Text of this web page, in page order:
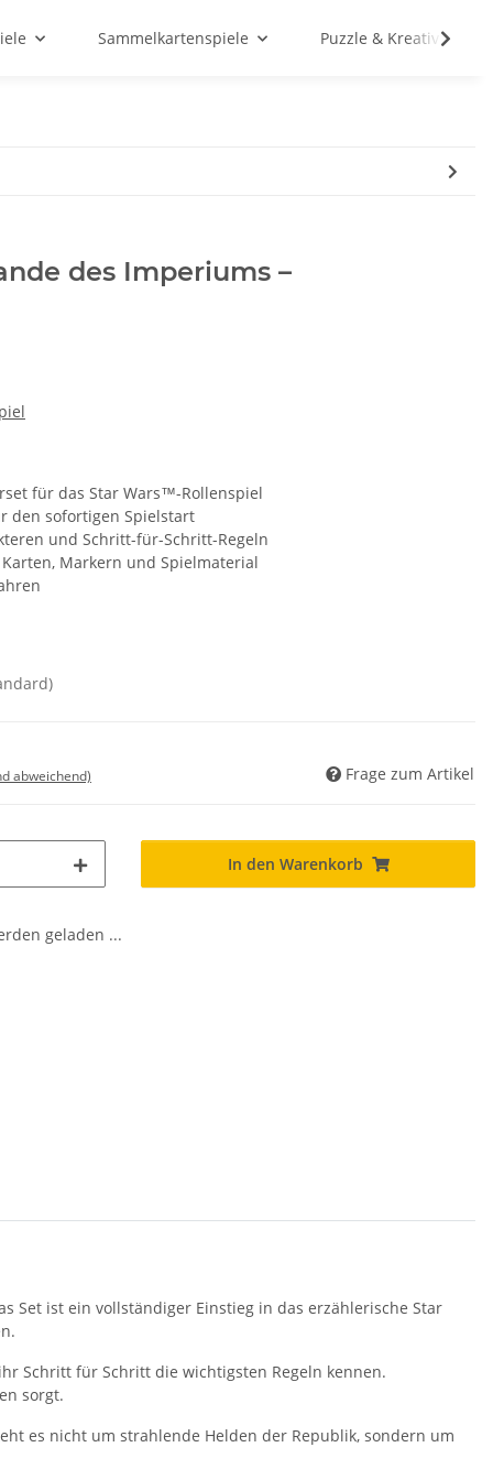
Sammelkartenspiele Puzzle & Kreativ
des Imperiums –
für das Star Wars™-Rollenspiel
den sofortigen Spielstart
und Schritt-für-Schritt-Regeln
Markern und Spielmaterial
abweichend) Frage zum Artikel
In den Warenkorb
geladen ...
Set ist ein vollständiger Einstieg in das erzählerische Star
Schritt für Schritt die wichtigsten Regeln kennen.
sorgt.
es nicht um strahlende Helden der Republik, sondern um